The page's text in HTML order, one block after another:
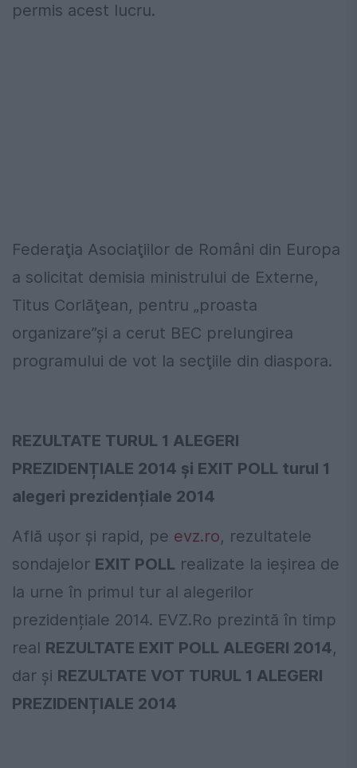
permis acest lucru.
Federaţia Asociaţiilor de Români din Europa
a solicitat demisia ministrului de Externe,
Titus Corlăţean, pentru „proasta
organizare”și a cerut BEC prelungirea
programului de vot la secţiile din diaspora.
REZULTATE TURUL 1 ALEGERI
PREZIDENȚIALE 2014 și EXIT POLL turul 1
alegeri prezidențiale 2014
Află ușor și rapid, pe evz.ro, rezultatele
sondajelor EXIT POLL realizate la ieșirea de
la urne în primul tur al alegerilor
prezidențiale 2014. EVZ.Ro prezintă în timp
real REZULTATE EXIT POLL ALEGERI 2014,
dar și REZULTATE VOT TURUL 1 ALEGERI
PREZIDENȚIALE 2014